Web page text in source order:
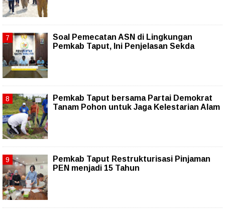
Soal Pemecatan ASN di Lingkungan
Pemkab Taput, Ini Penjelasan Sekda
Pemkab Taput bersama Partai Demokrat
Tanam Pohon untuk Jaga Kelestarian Alam
Pemkab Taput Restrukturisasi Pinjaman
PEN menjadi 15 Tahun‎